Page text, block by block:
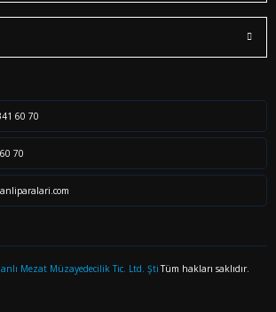
60 70
70
Mezat Müzayedecilik Tic. Ltd. Şti Tüm hakları saklıdır.